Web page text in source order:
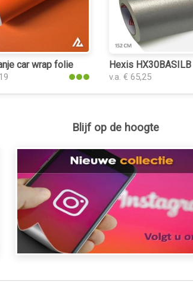
wrap folie
car wrap folie Hexis
v.a. € 65,25
Blijf op de hoogte